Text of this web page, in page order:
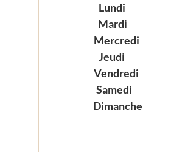
Lundi
Mardi
Mercredi
Jeudi
Vendredi
Samedi
Dimanche